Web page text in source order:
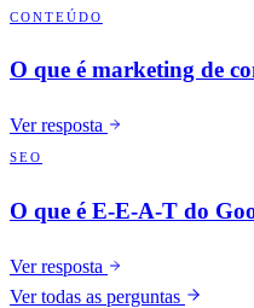
CONTEÚDO
O que é marketing de
Ver resposta
SEO
O que é E-E-A-T do
Ver resposta
Ver todas as perguntas